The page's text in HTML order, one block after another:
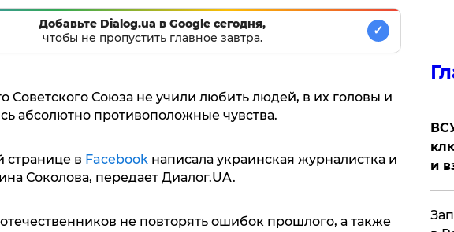
Добавьте Dialog.ua в Google сегодня,
чтобы не пропустить главное завтра.
✓
Советского Союза не учили любить людей, в их головы и
абсолютно противоположные чувства.
странице в Facebookнаписала украинская журналистка и
Соколова, передает Диалог.UA.
не повторять ошибок прошлого, а также
и